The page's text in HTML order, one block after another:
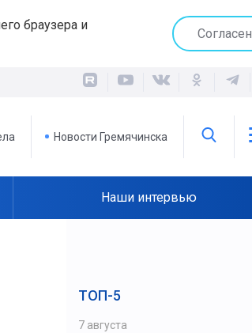
браузера и
Согласен
Новости Гремячинска
Наши интервью
ТОП-5
7 августа